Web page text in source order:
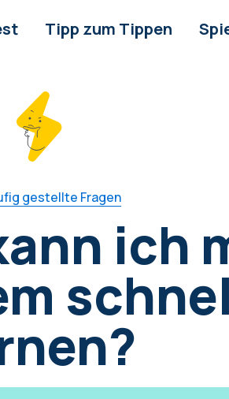
Tipp zum Tippen
gestellte Fragen
ich